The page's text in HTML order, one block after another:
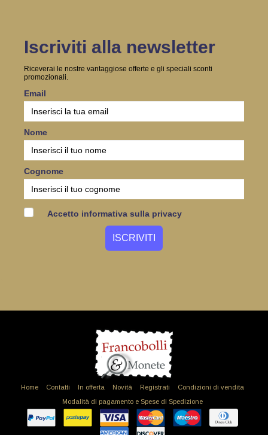
Iscriviti alla newsletter
Riceverai le nostre vantaggiose offerte e gli speciali sconti
promozionali.
Email
Nome
Cognome
Accetto informativa sulla privacy
Home Contatti In offerta Novità Registrati
Condizioni di vendita
Modalità di pagamento e Spese di Spedizione